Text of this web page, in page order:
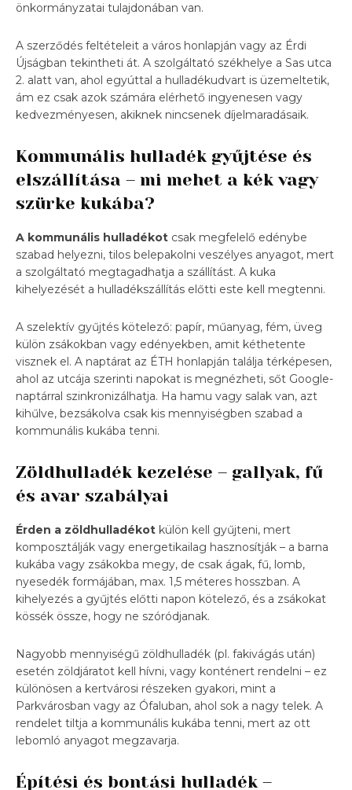
önkormányzatai tulajdonában van.
A szerződés feltételeit a város honlapján vagy az Érdi
Újságban tekintheti át. A szolgáltató székhelye a Sas utca
2. alatt van, ahol egyúttal a hulladékudvart is üzemeltetik,
ám ez csak azok számára elérhető ingyenesen vagy
kedvezményesen, akiknek nincsenek díjelmaradásaik.
Kommunális hulladék gyűjtése és
elszállítása – mi mehet a kék vagy
szürke kukába?
A kommunális hulladékot csak megfelelő edénybe
szabad helyezni, tilos belepakolni veszélyes anyagot, mert
a szolgáltató megtagadhatja a szállítást. A kuka
kihelyezését a hulladékszállítás előtti este kell megtenni.
A szelektív gyűjtés kötelező: papír, műanyag, fém, üveg
külön zsákokban vagy edényekben, amit kéthetente
visznek el. A naptárat az ÉTH honlapján találja térképesen,
ahol az utcája szerinti napokat is megnézheti, sőt Google-
naptárral szinkronizálhatja. Ha hamu vagy salak van, azt
kihűlve, bezsákolva csak kis mennyiségben szabad a
kommunális kukába tenni.
Zöldhulladék kezelése – gallyak, fű
és avar szabályai
Érden a zöldhulladékot külön kell gyűjteni, mert
komposztálják vagy energetikailag hasznosítják – a barna
kukába vagy zsákokba megy, de csak ágak, fű, lomb,
nyesedék formájában, max. 1,5 méteres hosszban. A
kihelyezés a gyűjtés előtti napon kötelező, és a zsákokat
kössék össze, hogy ne szóródjanak.
Nagyobb mennyiségű zöldhulladék (pl. fakivágás után)
esetén zöldjáratot kell hívni, vagy konténert rendelni – ez
különösen a kertvárosi részeken gyakori, mint a
Parkvárosban vagy az Ófaluban, ahol sok a nagy telek. A
rendelet tiltja a kommunális kukába tenni, mert az ott
lebomló anyagot megzavarja.
Építési és bontási hulladék –